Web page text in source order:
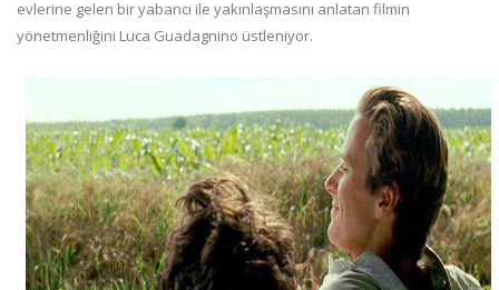
evlerine gelen bir yabancı ile yakınlaşmasını anlatan filmin
yönetmenliğini Luca Guadagnino üstleniyor.